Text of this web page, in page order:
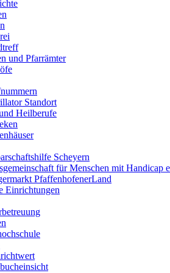
und Pfarrämter
Standort
Heilberufe
Scheyern
für Menschen mit Handicap
PfaffenhofenerLand
Einrichtungen